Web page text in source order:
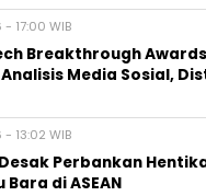
17:00 WIB
Breakthrough
Media Sosial,
13:02 WIB
Perbankan
di ASEAN